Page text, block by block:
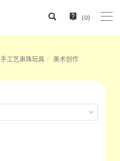
(0)
手工艺串珠玩具 美术创作